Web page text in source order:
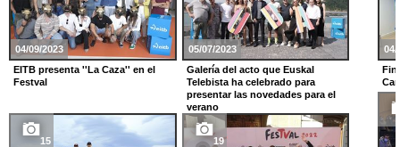
04/09/2023
EITB presenta ''La Caza'' en el
Festval
05/07/2023
Galería del acto que Euskal
Telebista ha celebrado para
presentar las novedades para el
verano
15 19
04/